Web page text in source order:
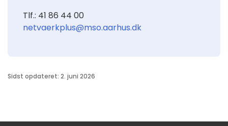
Tlf.: 41 86 44 00
netvaerkplus@mso.aarhus.dk
Sidst opdateret: 2. juni 2026